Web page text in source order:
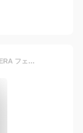
【ゆうパケット配送】 ニューエラ マスク NEWERA フェイスマスク メンズ レディース ブラック 黒 カモフラ 迷彩 FACE MASK 60113270 60113345 60113286 ウイルス対策 花粉 立体マスク フィルター付き 水洗い可能 ストレッチ 3D設計 飛沫 予防